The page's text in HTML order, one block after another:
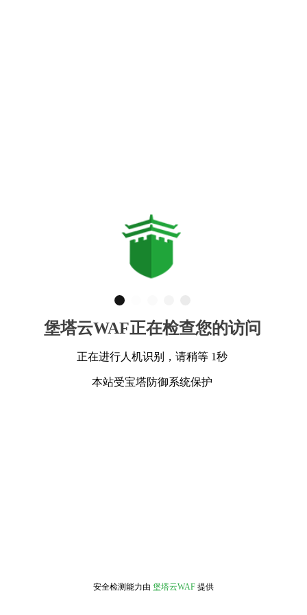
堡塔云WAF正在检查您的访问
正在进行人机识别，请稍等 1秒
本站受宝塔防御系统保护
安全检测能力由 堡塔云WAF 提供